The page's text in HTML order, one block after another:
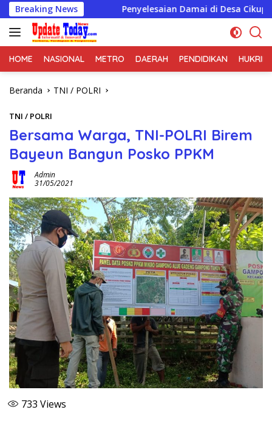
Langsung
ke
konten
Breaking NewsPenyelesaian Damai di Desa Cikupa Jadi Contoh
HOME NASIONAL METRO DAERAH PENDIDIKAN HUKRIM
Beranda TNI / POLRI
TNI / POLRI
Bersama Warga, TNI-POLRI Birem
Bayeun Bangun Posko PPKM
Admin
31/05/2021
733 Views